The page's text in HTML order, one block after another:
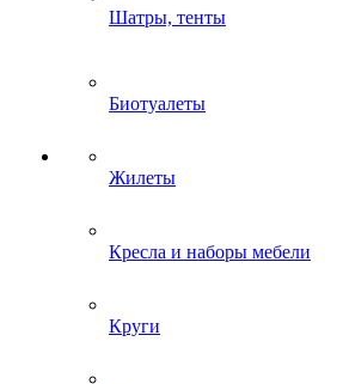
Шатры, тенты
Биотуалеты
Жилеты
Кресла и наборы мебели
Круги